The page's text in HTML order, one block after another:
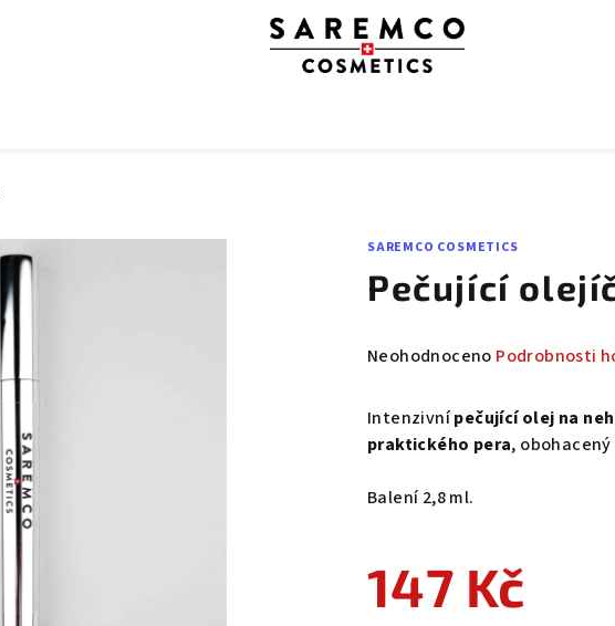
SAREMCO COSMETICS
Pečující
Průměrné
produktu
0,0
z
Neohodnoceno Podrobnosti
Intenzivnípečující olej na
praktického pera,
Balení 2,8 ml.
147 Kč